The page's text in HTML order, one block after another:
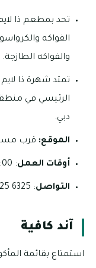
تحد بمطعم ذا
الفواكه
والفواكه الطازجة.
دبي.
الموقع: قرب
أوقات العمل: 08:00 صباحاً – 06:00 مساءً (يومياً)
التواصل: 6325 325 04.
آند كافية
استمتاع بقائمة